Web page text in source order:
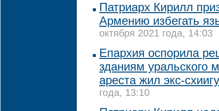
Патриарх Кирилл
Армению избегать
октября 2021 года, 14:03
Епархия оспорила
зданиям уральского
ареста жил экс-
года, 13:10